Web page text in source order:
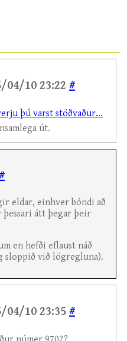
04/10 23:22 #
þú varst stöðvaður...
út.
eldar, einhver bóndi að
þessari átt þegar þeir
en hefði eflaust náð
sloppið við lögregluna).
04/10 23:35 #